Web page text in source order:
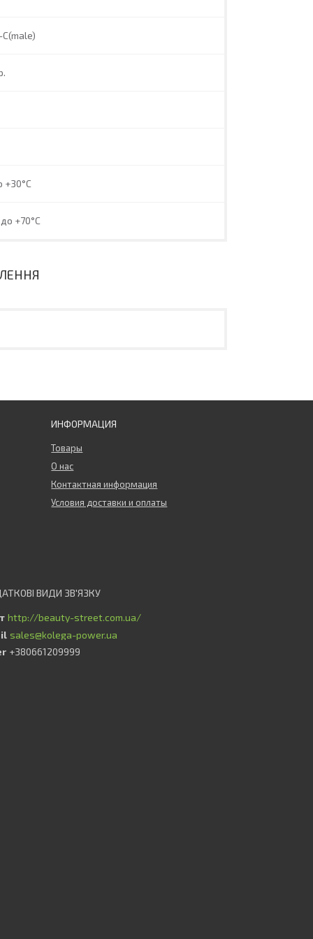
+30°C
+70°C
ИНФОРМАЦИЯ
Товары
О нас
Контактная информация
Условия доставки и оплаты
http://beauty-street.com.ua/
sales@kolega-power.ua
+380661209999